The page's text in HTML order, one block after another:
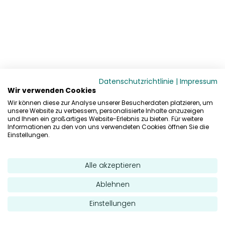
Datenschutzrichtlinie | Impressum
Wir verwenden Cookies
Wir können diese zur Analyse unserer Besucherdaten platzieren, um
unsere Website zu verbessern, personalisierte Inhalte anzuzeigen
und Ihnen ein großartiges Website-Erlebnis zu bieten. Für weitere
Informationen zu den von uns verwendeten Cookies öffnen Sie die
Einstellungen.
Alle akzeptieren
Ablehnen
Einstellungen